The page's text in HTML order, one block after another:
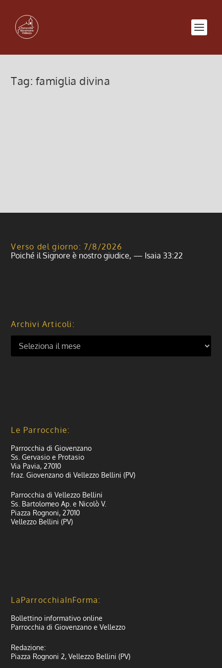
Tag: famiglia divina
Verso del giorno: 7/8/2026
Poiché il Signore è nostro giudice, — Isaia 33:22
Archivi Articoli:
Le Parrocchie:
Parrocchia di Giovenzano
Ss. Gervasio e Protasio
Via Pavia, 27010
fraz. Giovenzano di Vellezzo Bellini (PV)
Parrocchia di Vellezzo Bellini
Ss. Bartolomeo Ap. e Nicolò V.
Piazza Rognoni, 27010
Vellezzo Bellini (PV)
LaParrocchiaInForma:
Bollettino informativo online
Parrocchia di Giovenzano e Vellezzo
Redazione:
Piazza Rognoni 2, Vellezzo Bellini (PV)